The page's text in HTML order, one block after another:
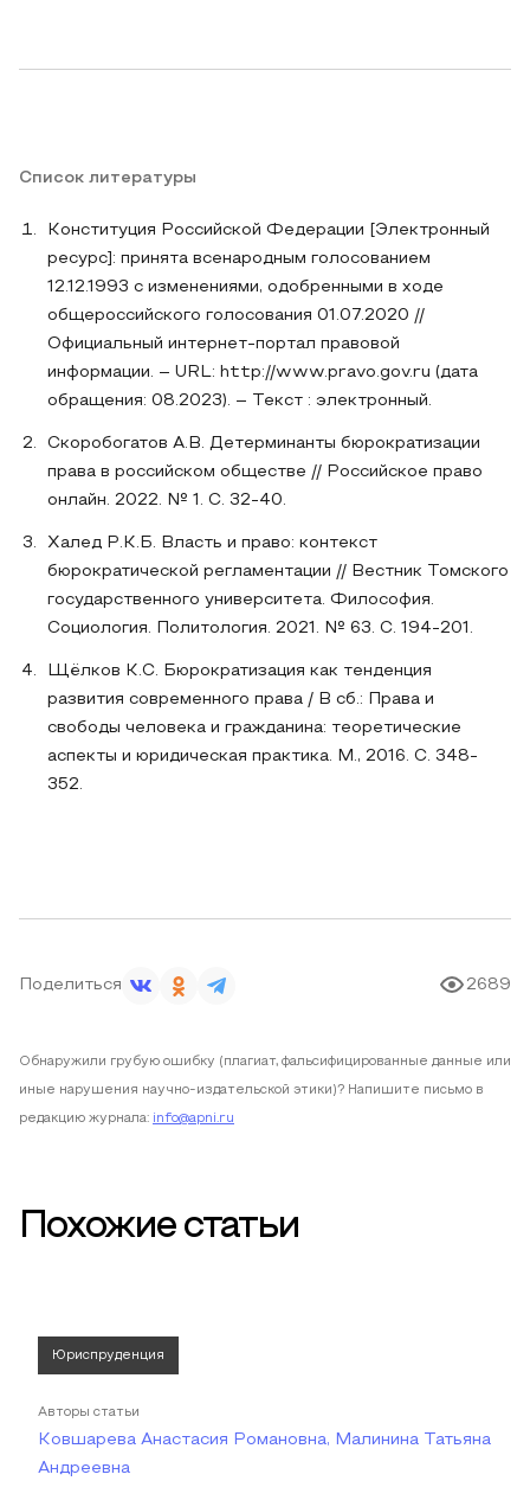
Список литературы
Конституция Российской Федерации [Электронный
ресурс]: принята всенародным голосованием
12.12.1993 с изменениями, одобренными в ходе
общероссийского голосования 01.07.2020 //
Официальный интернет-портал правовой
информации. – URL: http://www.pravo.gov.ru (дата
обращения: 08.2023). – Текст : электронный.
Скоробогатов А.В. Детерминанты бюрократизации
права в российском обществе // Российское право
онлайн. 2022. № 1. С. 32-40.
Халед Р.К.Б. Власть и право: контекст
бюрократической регламентации // Вестник Томского
государственного университета. Философия.
Социология. Политология. 2021. № 63. С. 194-201.
Щёлков К.С. Бюрократизация как тенденция
развития современного права / В сб.: Права и
свободы человека и гражданина: теоретические
аспекты и юридическая практика. М., 2016. С. 348-
352.
Поделиться 2689
Обнаружили грубую ошибку (плагиат, фальсифицированные данные или
иные нарушения научно-издательской этики)? Напишите письмо в
редакцию журнала: info@apni.ru
Похожие статьи
Юриспруденция
Авторы статьи
Ковшарева Анастасия Романовна, Малинина Татьяна
Андреевна